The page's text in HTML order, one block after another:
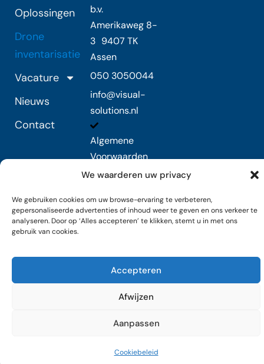
We waarderen uw privacy
We gebruiken cookies om uw browse-ervaring te verbeteren,
gepersonaliseerde advertenties of inhoud weer te geven en ons verkeer te
analyseren. Door op ‘Alles accepteren’ te klikken, stemt u in met ons
gebruik van cookies.
Accepteren
Afwijzen
Aanpassen
Cookiebeleid
Oplossingen
Drone
inventarisatie
Vacature
Nieuws
Contact
b.v.
Amerikaweg 8-
3 9407 TK
Assen
050 3050044
info@visual-
solutions.nl
Algemene
Voorwaarden
Copyright © 2025 Visual Solutions b.v.